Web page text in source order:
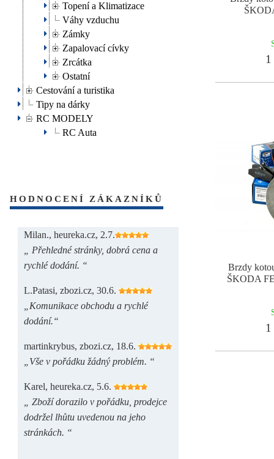
Topení a Klimatizace
Váhy vzduchu
Zámky
Zapalovací cívky
Zrcátka
Ostatní
Cestování a turistika
Tipy na dárky
RC MODELY
RC Auta
HODNOCENÍ ZÁKAZNÍKŮ
Milan., heureka.cz, 2.7.
„ Přehledné stránky, dobrá cena a
rychlé dodání. “
L.Patasi, zbozi.cz, 30.6.
„Komunikace obchodu a rychlé
dodání.“
martinkrybus, zbozi.cz, 18.6.
„Vše v pořádku žádný problém. “
Karel, heureka.cz, 5.6.
„ Zboží dorazilo v pořádku, prodejce
dodržel lhůtu uvedenou na jeho
stránkách. “
Brzdy
ŠKODA